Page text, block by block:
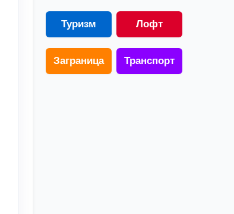
Туризм Лофт
Заграница Транспорт